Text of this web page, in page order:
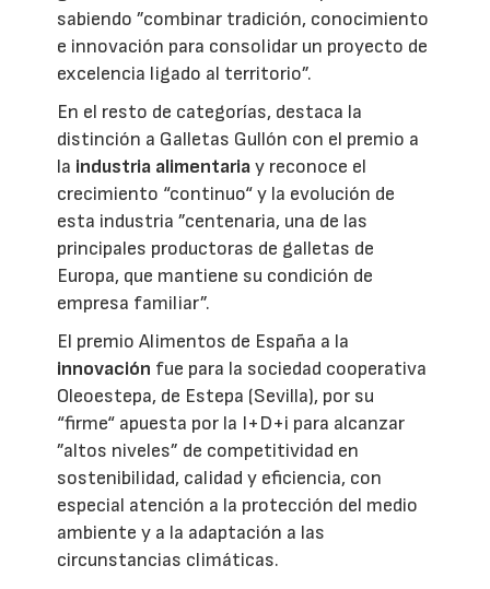
sabiendo ”combinar tradición, conocimiento
e innovación para consolidar un proyecto de
excelencia ligado al territorio”.
En el resto de categorías, destaca la
distinción a Galletas Gullón con el premio a
la industria alimentariay reconoce el
crecimiento “continuo“ y la evolución de
esta industria ”centenaria, una de las
principales productoras de galletas de
Europa, que mantiene su condición de
empresa familiar”.
El premio Alimentos de España a la
innovación fue para la sociedad cooperativa
Oleoestepa, de Estepa (Sevilla), por su
“firme“ apuesta por la I+D+i para alcanzar
”altos niveles” de competitividad en
sostenibilidad, calidad y eficiencia, con
especial atención a la protección del medio
ambiente y a la adaptación a las
circunstancias climáticas.